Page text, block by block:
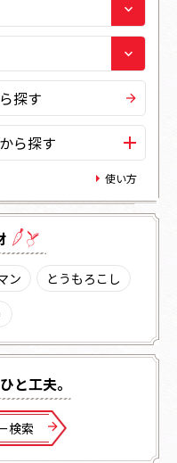
探す
ら探す
使い方
ン
とうもろこし
と⼯夫。
検索